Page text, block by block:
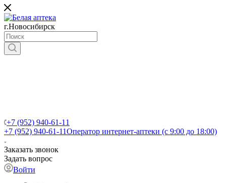
г.Новосибирск
+7 (952) 940-61-11
+7 (952) 940-61-11Оператор интернет-аптеки (с 9:00 до 18:00)
Заказать звонок
Задать вопрос
Войти